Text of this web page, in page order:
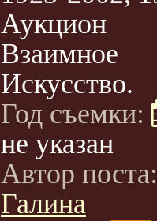
Аукцион
Взаимное
Искусство.
Год съемки:
не указан
Автор
Галина